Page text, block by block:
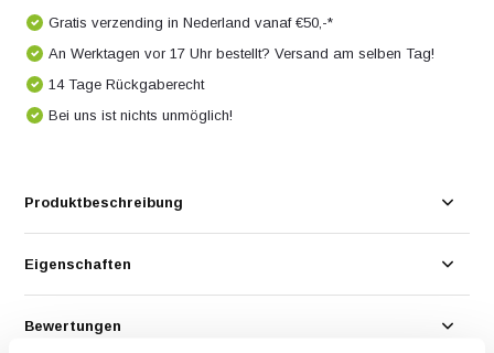
Gratis verzending in Nederland vanaf €50,-*
An Werktagen vor 17 Uhr bestellt? Versand am selben Tag!
14 Tage Rückgaberecht
Bei uns ist nichts unmöglich!
Produktbeschreibung
Eigenschaften
Bewertungen